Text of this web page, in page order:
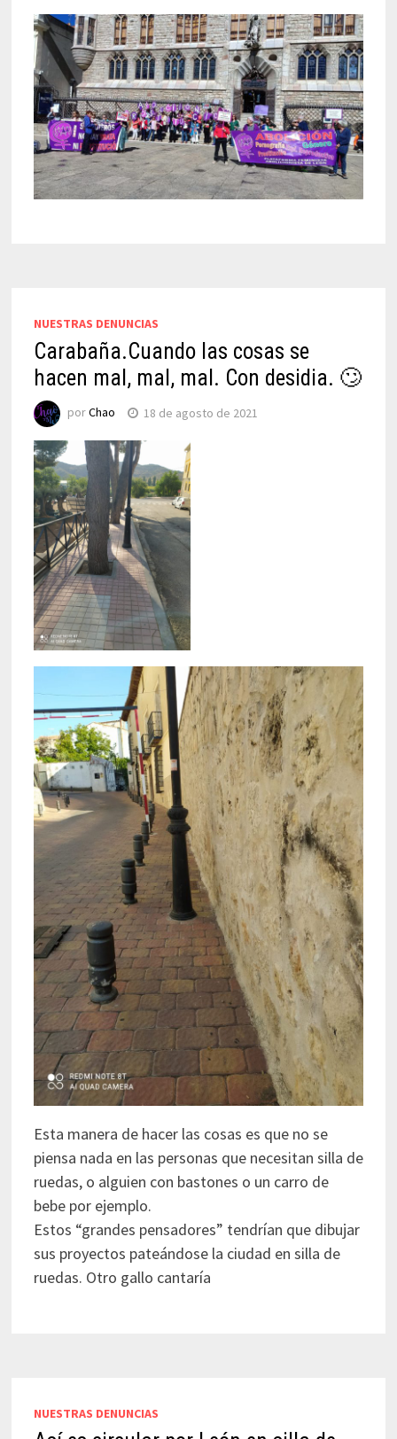
NUESTRAS DENUNCIAS
Carabaña.Cuando las cosas se
hacen mal, mal, mal. Con desidia. 🙄
porChao 18 de agosto de 2021
Esta manera de hacer las cosas es que no se
piensa nada en las personas que necesitan silla de
ruedas, o alguien con bastones o un carro de
bebe por ejemplo.
Estos “grandes pensadores” tendrían que dibujar
sus proyectos pateándose la ciudad en silla de
ruedas. Otro gallo cantaría
NUESTRAS DENUNCIAS